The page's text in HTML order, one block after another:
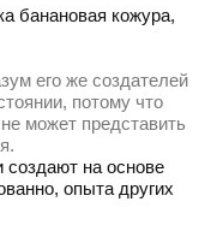
банановая кожура,
его же создателей
потому что
может представить
создают на основе
опыта других